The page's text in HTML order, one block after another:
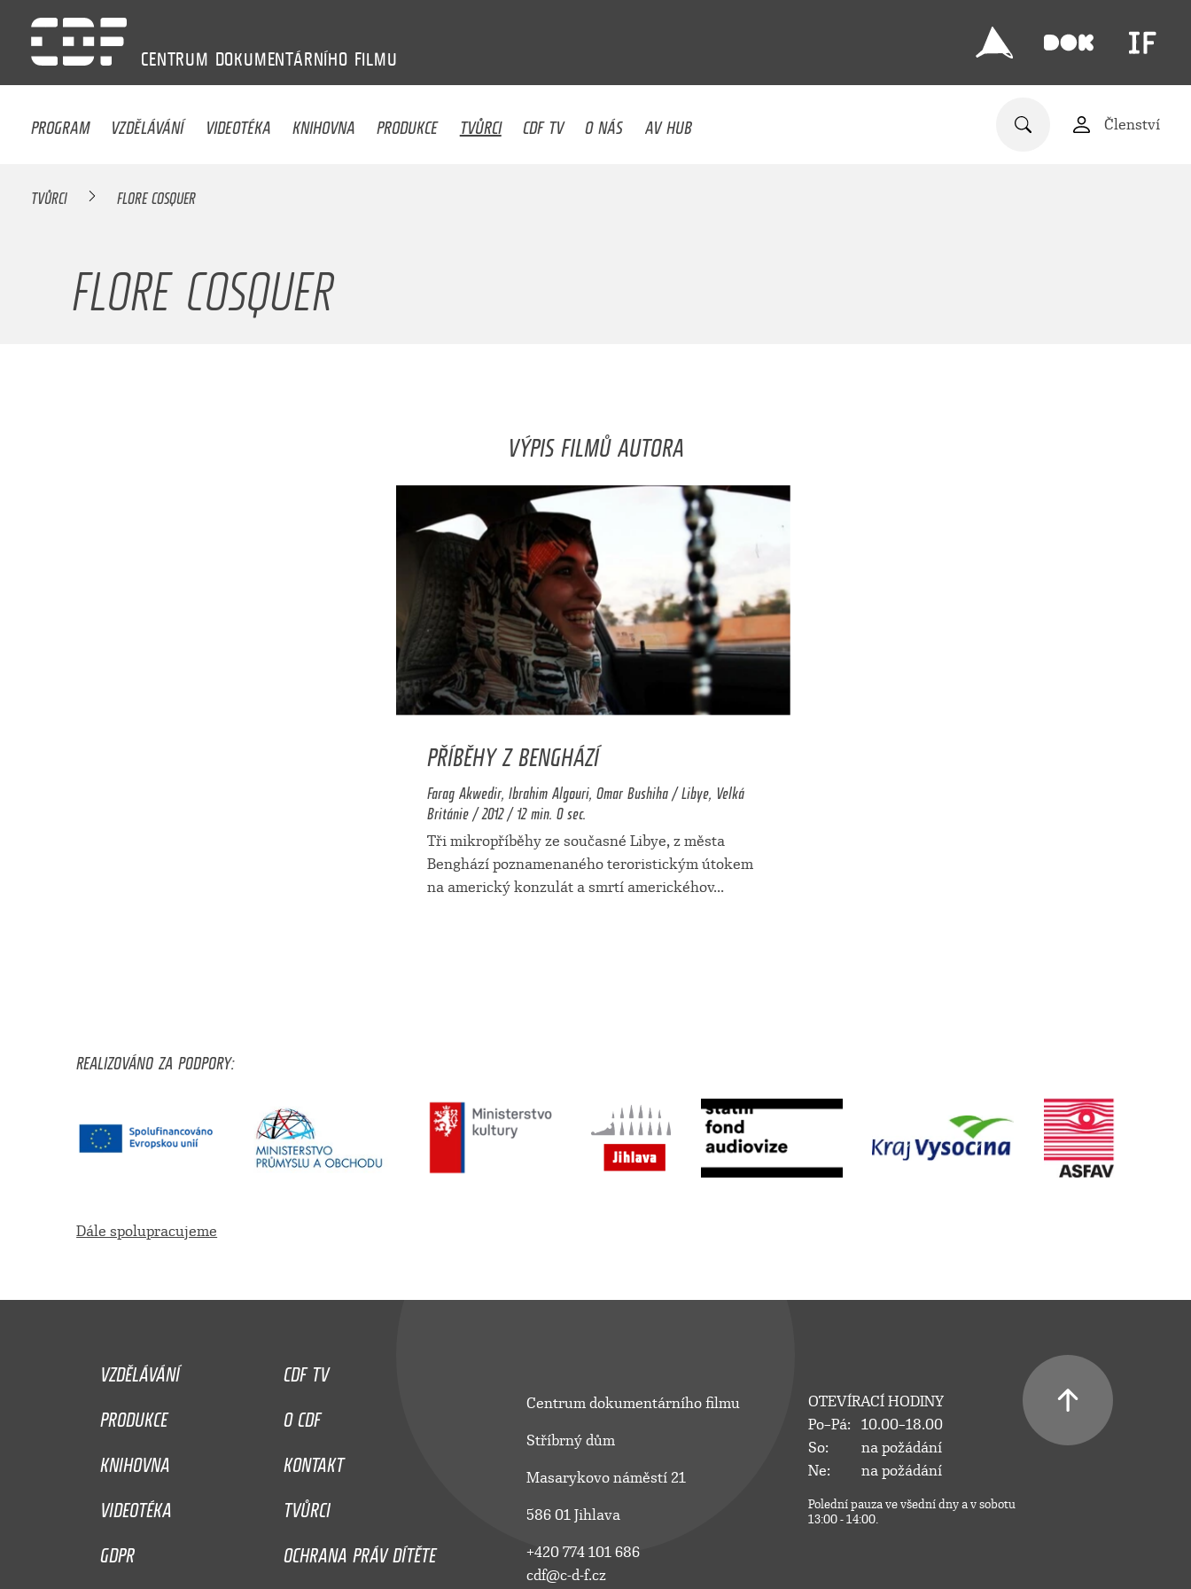
CENTRUM DOKUMENTÁRNÍHO FILMU
PROGRAM VZDĚLÁVÁNÍ VIDEOTÉKA KNIHOVNA PRODUKCE TVŮRCI CDF TV O NÁS AV HUB Členství
TVŮRCI FLORE COSQUER
FLORE COSQUER
VÝPIS FILMŮ AUTORA
PŘÍBĚHY Z BENGHÁZÍ
Farag Akwedir, Ibrahim Algouri, Omar Bushiha / Libye, Velká
Británie / 2012 / 12 min. 0 sec.
Tři mikropříběhy ze současné Libye, z města
Benghází poznamenaného teroristickým útokem
na americký konzulát a smrtí americkéhov...
REALIZOVÁNO ZA PODPORY:
Dále spolupracujeme
VZDĚLÁVÁNÍ
CDF TV
PRODUKCE
O CDF
KNIHOVNA
KONTAKT
VIDEOTÉKA
TVŮRCI
GDPR
OCHRANA PRÁV DÍTĚTE
Centrum dokumentárního filmu
Stříbrný dům
Masarykovo náměstí 21
586 01 Jihlava
+420 774 101 686
cdf@c-d-f.cz
OTEVÍRACÍ HODINY
Po–Pá:
10.00–18.00
So:
na požádání
Ne:
na požádání
Polední pauza ve všední dny a v sobotu
13:00 - 14:00.